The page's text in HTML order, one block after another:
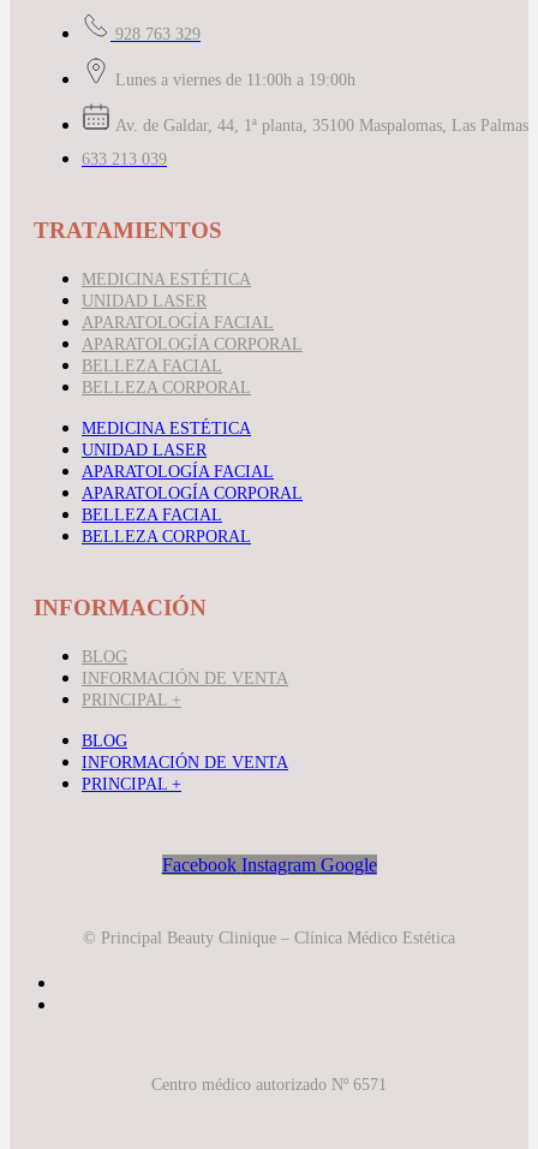
928 763 329
Lunes a viernes de 11:00h a 19:00h
Av. de Galdar, 44, 1ª planta, 35100 Maspalomas, Las Palmas
633 213 039
TRATAMIENTOS
MEDICINA ESTÉTICA
UNIDAD LASER
APARATOLOGÍA FACIAL
APARATOLOGÍA CORPORAL
BELLEZA FACIAL
BELLEZA CORPORAL
MEDICINA ESTÉTICA
UNIDAD LASER
APARATOLOGÍA FACIAL
APARATOLOGÍA CORPORAL
BELLEZA FACIAL
BELLEZA CORPORAL
INFORMACIÓN
BLOG
INFORMACIÓN DE VENTA
PRINCIPAL +
BLOG
INFORMACIÓN DE VENTA
PRINCIPAL +
Facebook Instagram Google
© Principal Beauty Clinique – Clínica Médico Estética
Centro médico autorizado Nº 6571